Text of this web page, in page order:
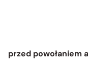
przed powołaniem